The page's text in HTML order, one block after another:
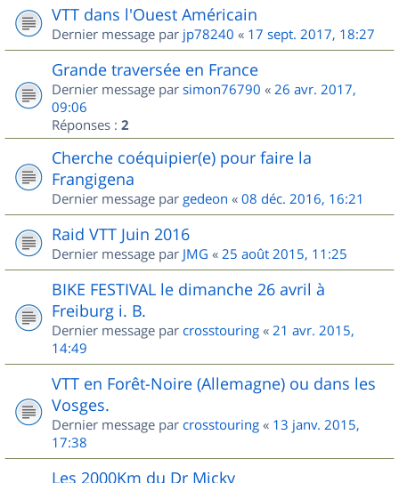
VTT dans l'Ouest Américain
Dernier message par jp78240 « 17 sept. 2017, 18:27
Grande traversée en France
Dernier message par simon76790 « 26 avr. 2017,
09:06
Réponses : 2
Cherche coéquipier(e) pour faire la
Frangigena
Dernier message par gedeon « 08 déc. 2016, 16:21
Raid VTT Juin 2016
Dernier message par JMG « 25 août 2015, 11:25
BIKE FESTIVAL le dimanche 26 avril à
Freiburg i. B.
Dernier message par crosstouring « 21 avr. 2015,
14:49
VTT en Forêt-Noire (Allemagne) ou dans les
Vosges.
Dernier message par crosstouring « 13 janv. 2015,
17:38
Les 2000Km du Dr Micky